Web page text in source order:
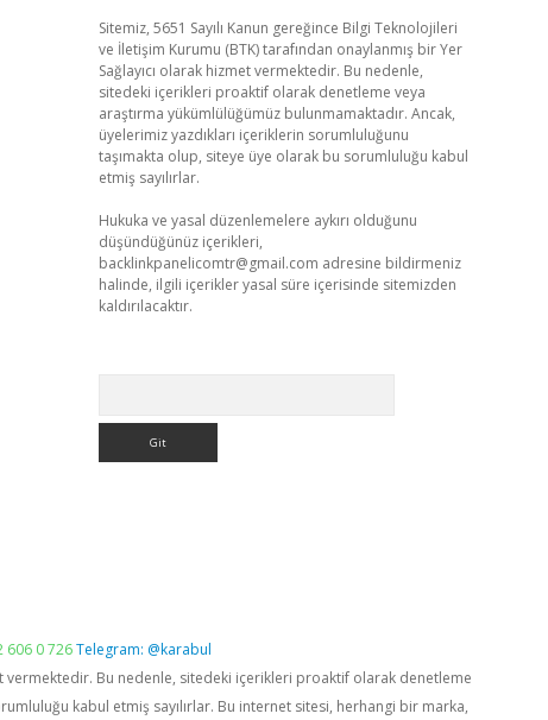
Sitemiz, 5651 Sayılı Kanun gereğince Bilgi Teknolojileri
ve İletişim Kurumu (BTK) tarafından onaylanmış bir Yer
Sağlayıcı olarak hizmet vermektedir. Bu nedenle,
sitedeki içerikleri proaktif olarak denetleme veya
araştırma yükümlülüğümüz bulunmamaktadır. Ancak,
üyelerimiz yazdıkları içeriklerin sorumluluğunu
taşımakta olup, siteye üye olarak bu sorumluluğu kabul
etmiş sayılırlar.
Hukuka ve yasal düzenlemelere aykırı olduğunu
düşündüğünüz içerikleri,
backlinkpanelicomtr@gmail.com adresine bildirmeniz
halinde, ilgili içerikler yasal süre içerisinde sitemizden
kaldırılacaktır.
606 0 726Telegram: @karabul
vermektedir. Bu nedenle, sitedeki içerikleri proaktif olarak denetleme
kabul etmiş sayılırlar. Bu internet sitesi, herhangi bir marka,